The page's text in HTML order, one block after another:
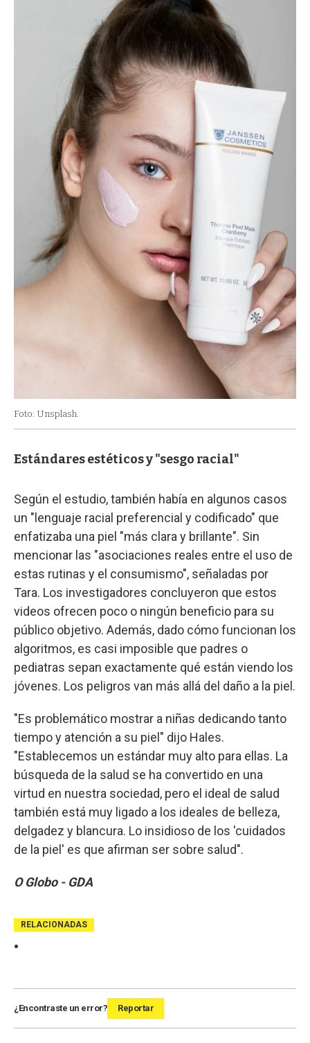
Foto: Unsplash.
Estándares estéticos y "sesgo racial"
Según el estudio, también había en algunos casos
un "lenguaje racial preferencial y codificado" que
enfatizaba una piel "más clara y brillante". Sin
mencionar las "asociaciones reales entre el uso de
estas rutinas y el consumismo", señaladas por
Tara. Los investigadores concluyeron que estos
videos ofrecen poco o ningún beneficio para su
público objetivo. Además, dado cómo funcionan los
algoritmos, es casi imposible que padres o
pediatras sepan exactamente qué están viendo los
jóvenes. Los peligros van más allá del daño a la piel.
"Es problemático mostrar a niñas dedicando tanto
tiempo y atención a su piel" dijo Hales.
"Establecemos un estándar muy alto para ellas. La
búsqueda de la salud se ha convertido en una
virtud en nuestra sociedad, pero el ideal de salud
también está muy ligado a los ideales de belleza,
delgadez y blancura. Lo insidioso de los 'cuidados
de la piel' es que afirman ser sobre salud".
O Globo - GDA
RELACIONADAS
¿Encontraste un error? Reportar